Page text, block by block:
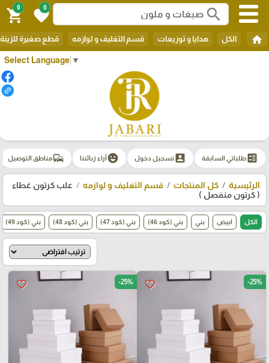
Select Language ▼
search
0
favorite
0
shopping_cart
home الكل هدايا و توزيعات قسم التغليف و لوازمه قطع صغيرة للزينة
ballotطلباتي السابقة account_boxتسجيل دخول emoji_emotionsآراء زبائننا commuteمناطق التوصيل
الرئيسية كل المنتجات قسم التغليف و لوازمه
علب كرتون غطاء
( كرتون منفصل )
الكل ابيض بني بني (كود 46) بني (كود 47) بني (كود 48) بني (كود 49)
favorite_border -25%
favorite_border -25%